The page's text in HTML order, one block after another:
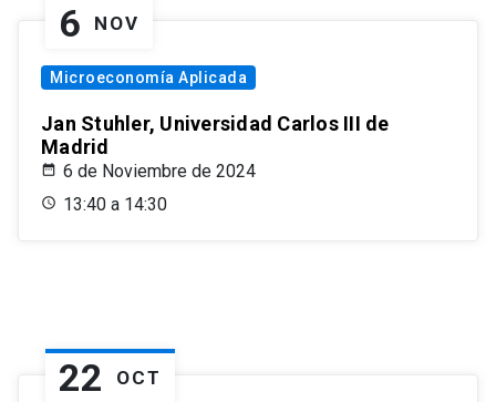
6 NOV
Microeconomía Aplicada
Jan Stuhler, Universidad Carlos III de
Madrid
6 de Noviembre de 2024
13:40 a 14:30
22 OCT